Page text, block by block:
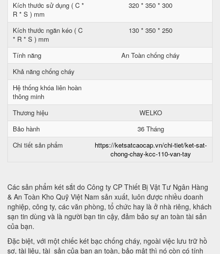
Kích thước sử dụng ( C *
R * S ) mm
320 * 350 * 300
Kích thước ngăn kéo ( C
* R * S ) mm
130 * 350 * 250
Tính năng
An Toàn chống cháy
Khả năng chống cháy
Hệ thống khóa liên hoàn
thông minh
Thương hiệu
WELKO
Bảo hành
36 Tháng
Chi tiết sản phẩm
https://ketsatcaocap.vn/chi-tiet/ket-sat-
chong-chay-kcc-110-van-tay
Các sản phẩm két sắt do Công ty CP Thiết Bị Vật Tư Ngân Hàng
& An Toàn Kho Quỹ Việt Nam sản xuất, luôn được nhiều doanh
nghiệp, công ty, các văn phòng, tổ chức hay là ở nhà riêng, khách
sạn tin dùng và là người bạn tin cậy, đảm bảo sự an toàn tài sản
của bạn.
Đặc biệt, với một chiếc két bạc chống cháy, ngoài việc lưu trữ hồ
sơ, tài liệu, tài sản của bạn an toàn, bảo mật thì nó còn có tính